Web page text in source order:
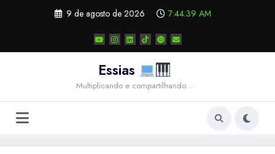
9 de agosto de 2026 7:44:39 AM
Essias
Multiplicando e compartilhando…